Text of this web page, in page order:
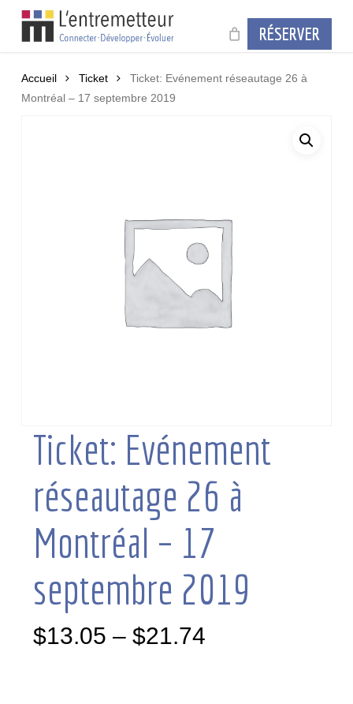
content
RÉSERVER
Accueil Ticket
Ticket: Evénement réseautage 26 à
Montréal – 17 septembre 2019
Ticket: Evénement
réseautage 26 à
Montréal – 17
septembre 2019
$13.05 – $21.74